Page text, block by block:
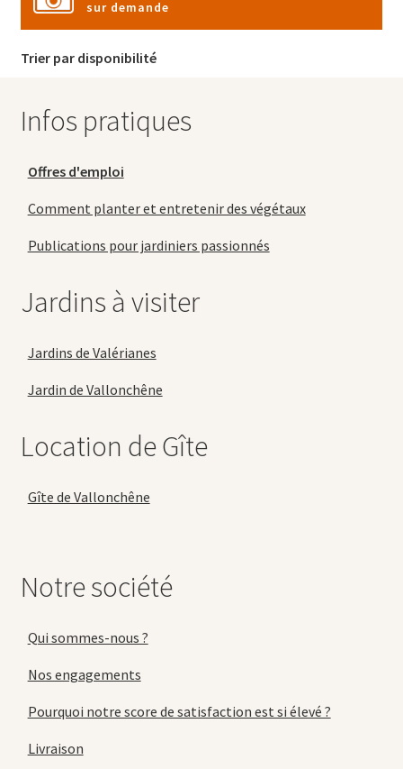
sur demande
Trier par disponibilité
Infos pratiques
Offres d'emploi
Comment planter et entretenir des végétaux
Publications pour jardiniers passionnés
Jardins à visiter
Jardins de Valérianes
Jardin de Vallonchêne
Location de Gîte
Gîte de Vallonchêne
Notre société
Qui sommes-nous ?
Nos engagements
Pourquoi notre score de satisfaction est si élevé ?
Livraison